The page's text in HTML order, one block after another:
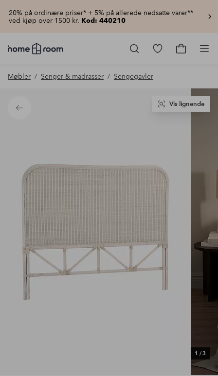
20% på ordinære priser* + 5% på allerede nedsatte varer**
ved kjøp over 1500 kr. Kod: 440210
Homeroom
–
hjemmet
pris
Gå
Gå
Møbler Senger & madrasser Sengegavler
Tilbake
1 /3
Vis lignende